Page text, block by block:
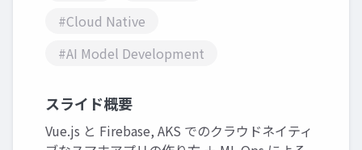
#Cloud Native
#AI Model Development
スライド概要
Vue.js と Firebase, AKS でのクラウドネイティ